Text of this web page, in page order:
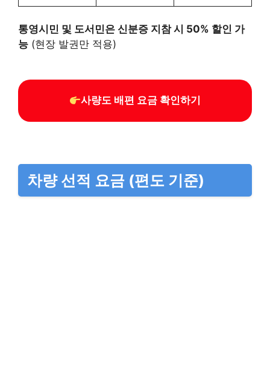
통영시민 및 도서민은 신분증 지참 시 50% 할인 가
능 (현장 발권만 적용)
사량도 배편 요금 확인하기
차량 선적 요금 (편도 기준)